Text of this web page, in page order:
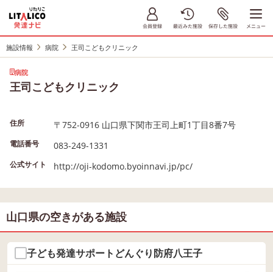
施設情報 病院 王司こどもクリニック
病院
王司こどもクリニック
住所 〒752-0916 山口県下関市王司上町1丁目8番7号
電話番号 083-249-1331
公式サイト http://oji-kodomo.byoinnavi.jp/pc/
山口県の空きがある施設
子ども発達サポートどんぐり防府八王子